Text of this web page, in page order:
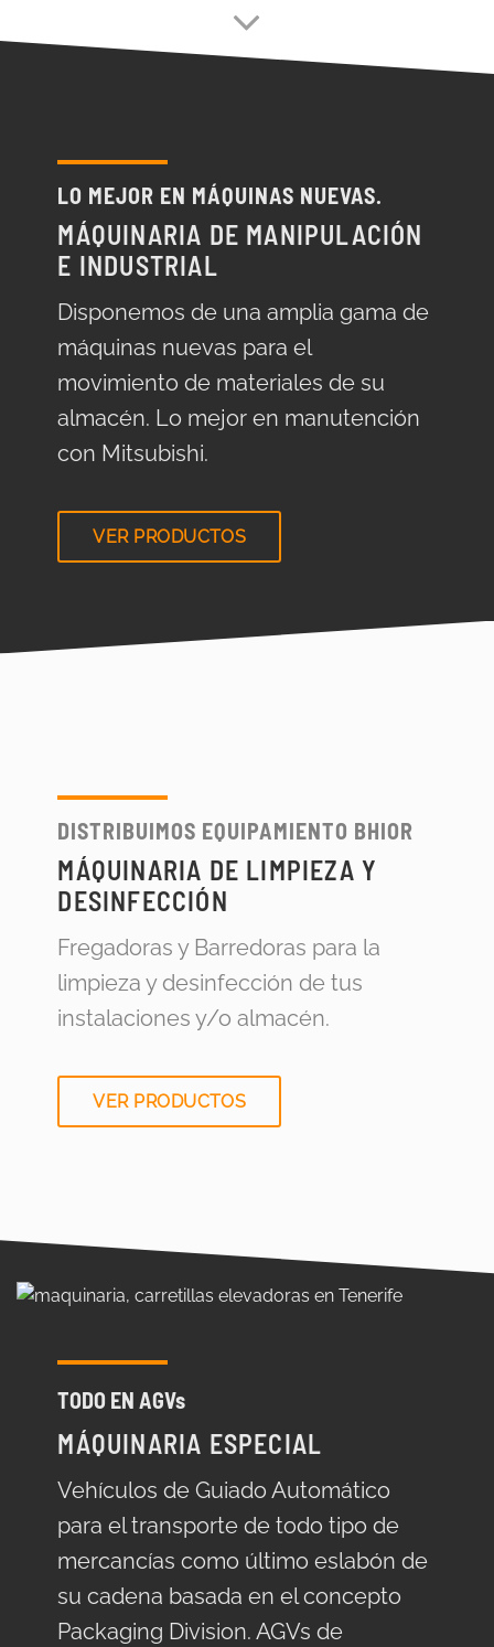
LO MEJOR EN MÁQUINAS NUEVAS.
MÁQUINARIA DE MANIPULACIÓN
E INDUSTRIAL
Disponemos de una amplia gama de
máquinas nuevas para el
movimiento de materiales de su
almacén. Lo mejor en manutención
con Mitsubishi.
VER PRODUCTOS
DISTRIBUIMOS EQUIPAMIENTO BHIOR
MÁQUINARIA DE LIMPIEZA Y
DESINFECCIÓN
Fregadoras y Barredoras para la
limpieza y desinfección de tus
instalaciones y/o almacén.
VER PRODUCTOS
TODO EN AGVs
MÁQUINARIA ESPECIAL
Vehículos de Guiado Automático
para el transporte de todo tipo de
mercancías como último eslabón de
su cadena basada en el concepto
Packaging Division. AGVs de